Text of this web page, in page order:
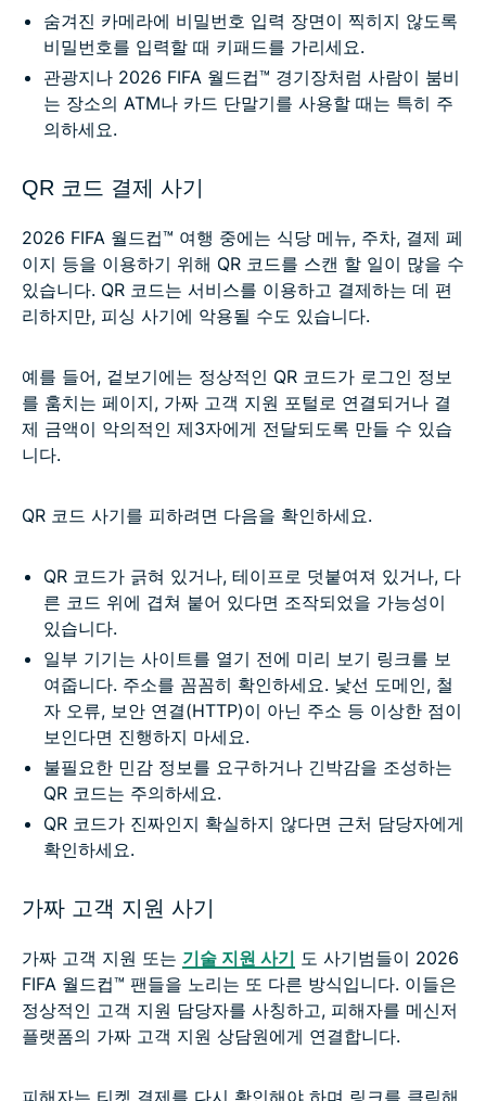
숨겨진 카메라에 비밀번호 입력 장면이 찍히지 않도록
비밀번호를 입력할 때 키패드를 가리세요.
관광지나 2026 FIFA 월드컵™ 경기장처럼 사람이 붐비
는 장소의 ATM나 카드 단말기를 사용할 때는 특히 주
의하세요.
QR 코드 결제 사기
2026 FIFA 월드컵™ 여행 중에는 식당 메뉴, 주차, 결제 페
이지 등을 이용하기 위해 QR 코드를 스캔 할 일이 많을 수
있습니다. QR 코드는 서비스를 이용하고 결제하는 데 편
리하지만, 피싱 사기에 악용될 수도 있습니다.
예를 들어, 겉보기에는 정상적인 QR 코드가 로그인 정보
를 훔치는 페이지, 가짜 고객 지원 포털로 연결되거나 결
제 금액이 악의적인 제3자에게 전달되도록 만들 수 있습
니다.
QR 코드 사기를 피하려면 다음을 확인하세요.
QR 코드가 긁혀 있거나, 테이프로 덧붙여져 있거나, 다
른 코드 위에 겹쳐 붙어 있다면 조작되었을 가능성이
있습니다.
일부 기기는 사이트를 열기 전에 미리 보기 링크를 보
여줍니다. 주소를 꼼꼼히 확인하세요. 낯선 도메인, 철
자 오류, 보안 연결(HTTP)이 아닌 주소 등 이상한 점이
보인다면 진행하지 마세요.
불필요한 민감 정보를 요구하거나 긴박감을 조성하는
QR 코드는 주의하세요.
QR 코드가 진짜인지 확실하지 않다면 근처 담당자에게
확인하세요.
가짜 고객 지원 사기
가짜 고객 지원 또는 기술 지원 사기 도 사기범들이 2026
FIFA 월드컵™ 팬들을 노리는 또 다른 방식입니다. 이들은
정상적인 고객 지원 담당자를 사칭하고, 피해자를 메신저
플랫폼의 가짜 고객 지원 상담원에게 연결합니다.
피해자는 티켓 결제를 다시 확인해야 하며 링크를 클릭해